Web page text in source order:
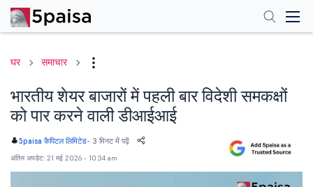
घर समाचार
भारतीय शेयर बाजारों में पहली बार विदेशी समकक्षों
को पार करने वाली डीआईआई
5paisa कैपिटल लिमिटेड- 3 मिनट में पढ़ें
अंतिम अपडेट: 21 मई 2026 - 10:34 am